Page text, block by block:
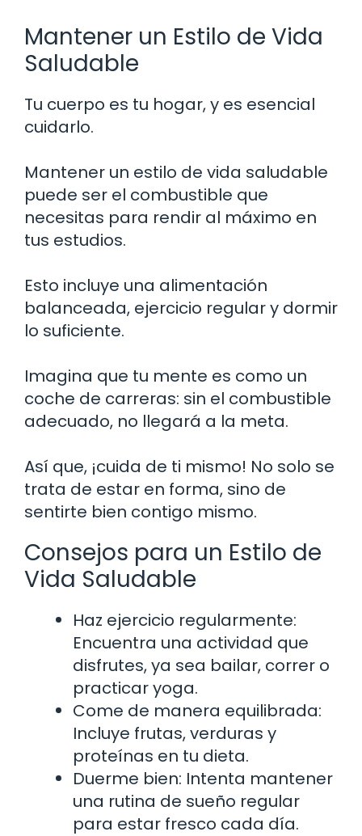
Mantener un Estilo de Vida
Saludable
Tu cuerpo es tu hogar, y es esencial
cuidarlo.
Mantener un estilo de vida saludable
puede ser el combustible que
necesitas para rendir al máximo en
tus estudios.
Esto incluye una alimentación
balanceada, ejercicio regular y dormir
lo suficiente.
Imagina que tu mente es como un
coche de carreras: sin el combustible
adecuado, no llegará a la meta.
Así que, ¡cuida de ti mismo! No solo se
trata de estar en forma, sino de
sentirte bien contigo mismo.
Consejos para un Estilo de
Vida Saludable
Haz ejercicio regularmente:
Encuentra una actividad que
disfrutes, ya sea bailar, correr o
practicar yoga.
Come de manera equilibrada:
Incluye frutas, verduras y
proteínas en tu dieta.
Duerme bien: Intenta mantener
una rutina de sueño regular
para estar fresco cada día.